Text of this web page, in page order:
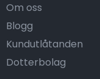
Om oss
Blogg
Kundutlåtanden
Dotterbolag